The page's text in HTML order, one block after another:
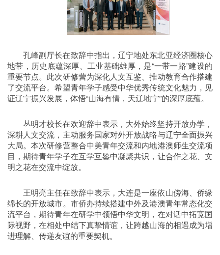
孔峰副厅长在致辞中指出，辽宁地处东北亚经济圈核心
地带，历史底蕴深厚、工业基础雄厚，是“一带一路”建设的
重要节点。此次研修营为深化人文互鉴、推动教育合作搭建
了交流平台。希望青年学子感受中华优秀传统文化魅力，见
证辽宁振兴发展，体悟“山海有情，天辽地宁”的深厚底蕴。
丛明才校长在欢迎辞中表示，大外始终坚持开放办学，
深耕人文交流，主动服务国家对外开放战略与辽宁全面振兴
大局。本次研修营整合中美青年交流和内地港澳师生交流项
目，期待青年学子在互学互鉴中凝聚共识，让合作之花、文
明之花在交流中绽放。
王明亮主任在致辞中表示，大连是一座依山傍海、侨缘
绵长的开放城市。市侨办持续搭建中外及港澳青年常态化交
流平台，期待青年在研学中领悟中华文明，在对话中拓宽国
际视野，在相处中结下真挚情谊，让跨越山海的相遇成为增
进理解、传递友谊的重要契机。